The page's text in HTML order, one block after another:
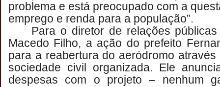
problema e está preocupado com a
emprego e renda para a população”.
Para o diretor de relações
Macedo Filho, a ação do prefeito
para a reabertura do aeródromo
sociedade civil organizada. Ele
despesas com o projeto – nenhum